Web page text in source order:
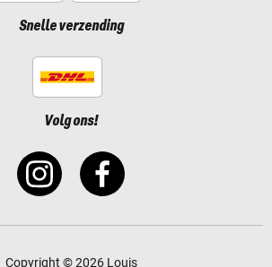
Snelle verzending
Volg ons!
Copyright © 2026 Louis